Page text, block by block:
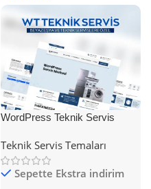
WordPress Teknik Servis
Teknik Servis Temaları
Sepette Ekstra indirim